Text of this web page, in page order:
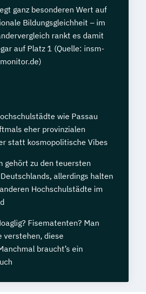
ganz besonderen Wert auf
Bildungsgleichheit – im
rankt es damit
auf Platz 1 (Quelle: insm-
wie Passau
eher provinzialen
statt kosmopolitische Vibes
gehört zu den teuersten
allerdings halten
Hochschulstädte im
Fisematenten? Man
verstehen, diese
braucht’s ein